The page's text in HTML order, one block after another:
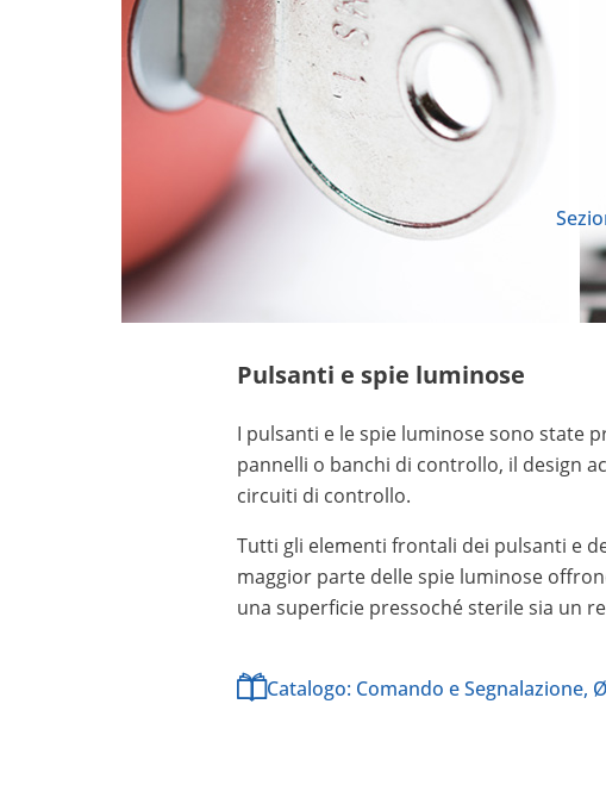
Pulsanti e spie luminose
I pulsanti e le spie luminose sono state
pannelli o banchi di controllo, il design
circuiti di controllo.
Tutti gli elementi frontali dei pulsanti e
maggior parte delle spie luminose
una superficie pressoché sterile sia un
Catalogo: Comando e Segnalazione,